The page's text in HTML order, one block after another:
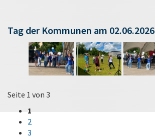
Tag der Kommunen am 02.06.2026
Seite 1 von 3
1
2
3